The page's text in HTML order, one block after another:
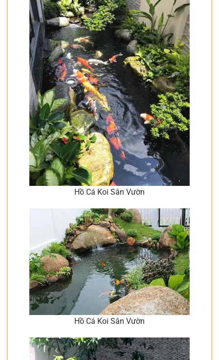
Hồ Cá Koi Sân Vườn
Hồ Cá Koi Sân Vườn